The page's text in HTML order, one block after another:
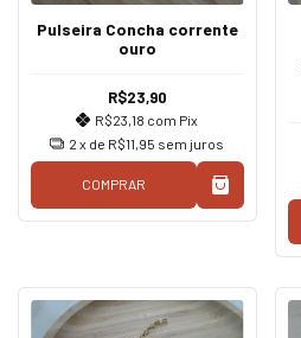
Pulseira Concha corrente
ouro
R$23,90
R$23,18 com Pix
2 x de R$11,95 sem juros
COMPRAR